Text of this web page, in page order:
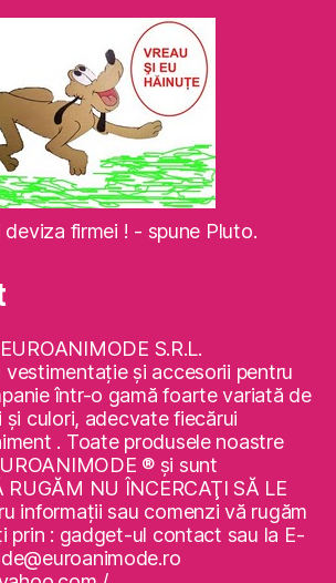
deviza firmei ! - spune Pluto.
S.R.L.
şi accesorii pentru
într-o gamă foarte variată de
şi culori, adecvate fiecărui
. Toate produsele noastre
® şi sunt
RUGĂM NU ÎNCERCAŢI SĂ LE
informaţii sau comenzi vă rugăm
prin : gadget-ul contact sau la E-